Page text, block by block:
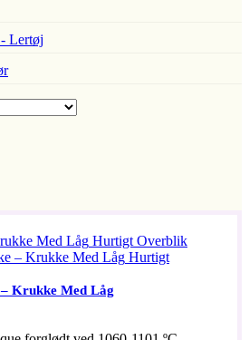
Lertøj
Hurtigt Overblik
Hurtigt
Krukke Med Låg